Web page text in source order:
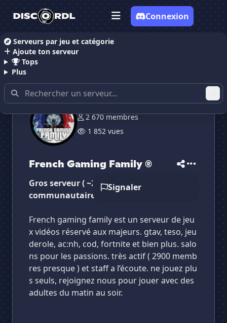
Serveurs par jeu et catégorie
Ajoute ton serveur
Tops
Plus
Connexion
Accueil Serveurs Discord Gaming
2 670 membres
1 852 vues
French Gaming Family ®
Signaler
Gros serveur ( ~2900 membres )
communautaire jeu vidéo pour majeurs
French gaming family est un serveur de jeu
x vidéos réservé aux majeurs. gtav, teso, jeu
derole, ac:nh, cod, fortnite et bien plus. salo
ns pour les passions. très actif ( 2900 memb
res presque ) et staff a l’écoute. ne jouez plu
s seuls, rejoignez nous pour jouer avec des
adultes du matin au soir.
Vote pourFrench Gaming Fam...
French Gaming F...
Es-tu sûr de vouloir supprimer ton avis de ce
serveur ?
Supprimer
French Gaming Fam...